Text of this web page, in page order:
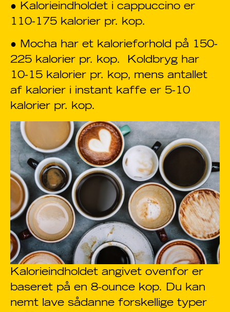
● Kalorieindholdet i cappuccino er
110-175 kalorier pr. kop.
● Mocha har et kalorieforhold på 150-
225 kalorier pr. kop. Koldbryg har
10-15 kalorier pr. kop, mens antallet
af kalorier i instant kaffe er 5-10
kalorier pr. kop.
Kalorieindholdet angivet ovenfor er
baseret på en 8-ounce kop. Du kan
nemt lave sådanne forskellige typer